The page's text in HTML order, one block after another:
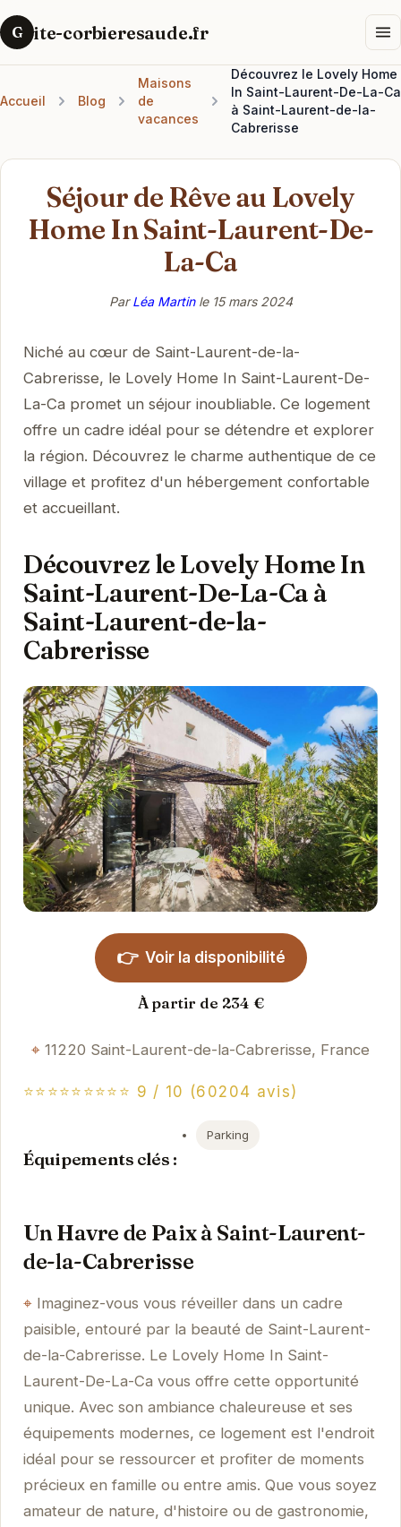
G ite-corbieresaude.fr
Accueil Blog
Maisons
de
vacances
Découvrez le Lovely Home
In Saint-Laurent-De-La-Ca
à Saint-Laurent-de-la-
Cabrerisse
Séjour de Rêve au Lovely
Home In Saint-Laurent-De-
La-Ca
ParLéa Martinle 15 mars 2024
Niché au cœur de Saint-Laurent-de-la-
Cabrerisse, le Lovely Home In Saint-Laurent-De-
La-Ca promet un séjour inoubliable. Ce logement
offre un cadre idéal pour se détendre et explorer
la région. Découvrez le charme authentique de ce
village et profitez d'un hébergement confortable
et accueillant.
Découvrez le Lovely Home In
Saint-Laurent-De-La-Ca à
Saint-Laurent-de-la-
Cabrerisse
👉 Voir la disponibilité
À partir de 234 €
11220 Saint-Laurent-de-la-Cabrerisse, France
⭐⭐⭐⭐⭐⭐⭐⭐⭐ 9 / 10 (60204 avis)
Équipements clés :
Parking
Un Havre de Paix à Saint-Laurent-
de-la-Cabrerisse
Imaginez-vous vous réveiller dans un cadre
paisible, entouré par la beauté de Saint-Laurent-
de-la-Cabrerisse. Le Lovely Home In Saint-
Laurent-De-La-Ca vous offre cette opportunité
unique. Avec son ambiance chaleureuse et ses
équipements modernes, ce logement est l'endroit
idéal pour se ressourcer et profiter de moments
précieux en famille ou entre amis. Que vous soyez
amateur de nature, d'histoire ou de gastronomie,